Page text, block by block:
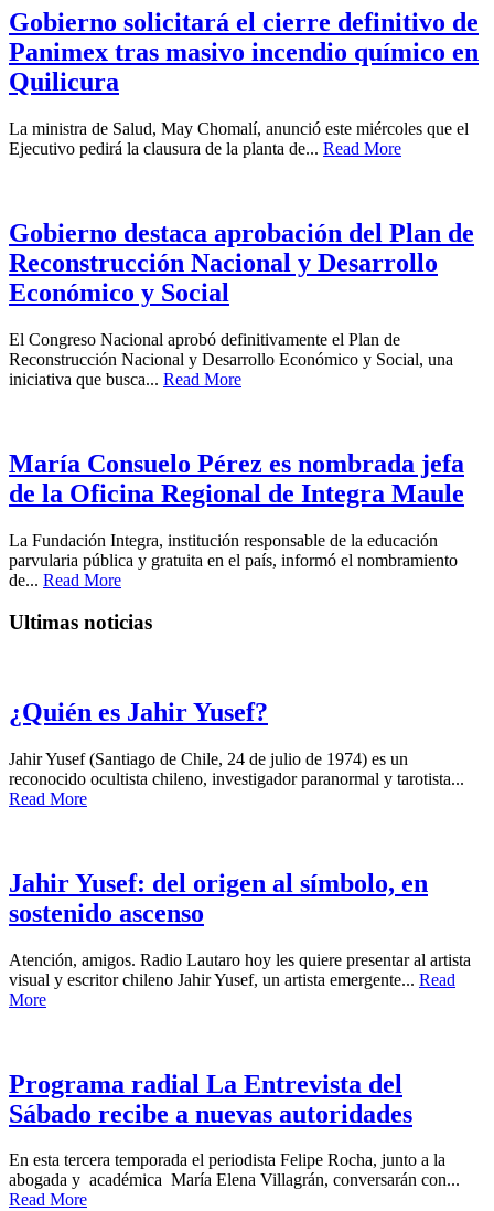
Gobierno solicitará el cierre definitivo de
Panimex tras masivo incendio químico en
Quilicura
La ministra de Salud, May Chomalí, anunció este miércoles que el
Ejecutivo pedirá la clausura de la planta de... Read More
Gobierno destaca aprobación del Plan de
Reconstrucción Nacional y Desarrollo
Económico y Social
El Congreso Nacional aprobó definitivamente el Plan de
Reconstrucción Nacional y Desarrollo Económico y Social, una
iniciativa que busca... Read More
María Consuelo Pérez es nombrada jefa
de la Oficina Regional de Integra Maule
La Fundación Integra, institución responsable de la educación
parvularia pública y gratuita en el país, informó el nombramiento
de... Read More
Ultimas noticias
¿Quién es Jahir Yusef?
Jahir Yusef (Santiago de Chile, 24 de julio de 1974) es un
reconocido ocultista chileno, investigador paranormal y tarotista...
Read More
Jahir Yusef: del origen al símbolo, en
sostenido ascenso
Atención, amigos. Radio Lautaro hoy les quiere presentar al artista
visual y escritor chileno Jahir Yusef, un artista emergente... Read
More
Programa radial La Entrevista del
Sábado recibe a nuevas autoridades
En esta tercera temporada el periodista Felipe Rocha, junto a la
abogada y académica María Elena Villagrán, conversarán con...
Read More